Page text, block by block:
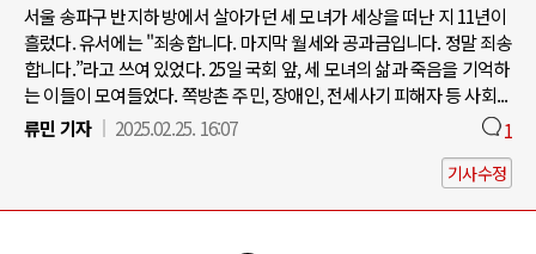
서울 송파구 반지하 방에서 살아가던 세 모녀가 세상을 떠난 지 11년이
흘렀다. 유서에는 "죄송합니다. 마지막 월세와 공과금입니다. 정말 죄송
합니다.”라고 쓰여 있었다. 25일 국회 앞, 세 모녀의 삶과 죽음을 기억하
는 이들이 모여들었다. 쪽방촌 주민, 장애인, 전세사기 피해자 등 사회...
류민 기자
2025.02.25. 16:07 1
기사수정